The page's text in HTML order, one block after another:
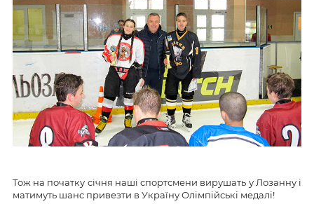
Тож на початку січня наші спортсмени вирушать у Лозанну і
матимуть шанс привезти в Україну Олімпійські медалі!